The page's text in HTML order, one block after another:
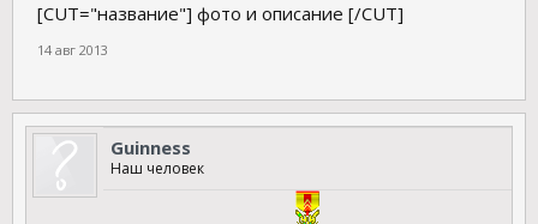
[CUT="название"] фото и описание [/CUT]
14 авг 2013
Guinness
Наш человек